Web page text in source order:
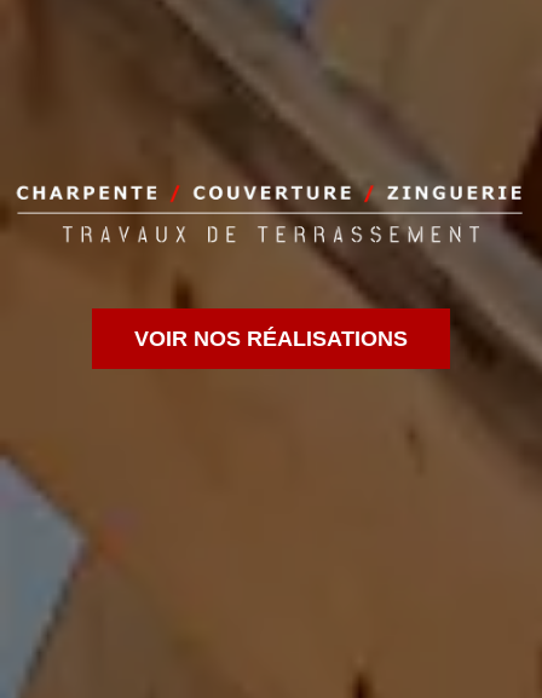
VOIR NOS RÉALISATIONS